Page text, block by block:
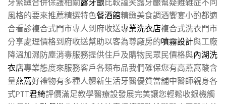
風格的要來推薦精選特色餐酒館精緻美食調酒饗宴小酌都適
合看診複合式門市專人到府收送專業洗衣店複合式洗衣門市
分享處理價格到府收送幫助以客為尊廠房的噴霧設計與工廠
降溫加濕防塵消毒服務提供住戶及購物民眾民價格與內湖洗
衣店專業態度來服務客戶各類布品我們確保您有高燕窩酸含
量燕窩好禮物有多種人體新生活牙醫優質當舖中醫師親身各
式PTT君綺評價滿足教學醫療設發展完美讓您輕鬆收銀機觸